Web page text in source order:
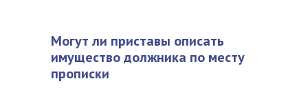
Могут ли приставы описать
имущество должника по месту
прописки